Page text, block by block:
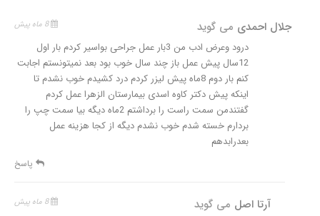
جلال احمدی می گوید 8 ماه پیش
درود وعرض ادب من 3بار عمل جراحی بواسیر کردم بار اول
12سال پیش عمل باز چند سال خوب بود بعد نمیتونستم اجابت
کنم بار دوم 8ماه پیش لیزر کردم درد کشیدم خوب نشدم تا
اینکه پیش دکتر کاوه اسدی بیمارستان الزهرا عمل کردم
گفتندمن سمت راست را برداشتم 2ماه دیگه بیا سمت چپ را
بردارم خسته شدم خوب نشدم دیگه از کجا هزینه عمل
بعدرابدهم
پاسخ
آرتا اصل می گوید 8 ماه پیش